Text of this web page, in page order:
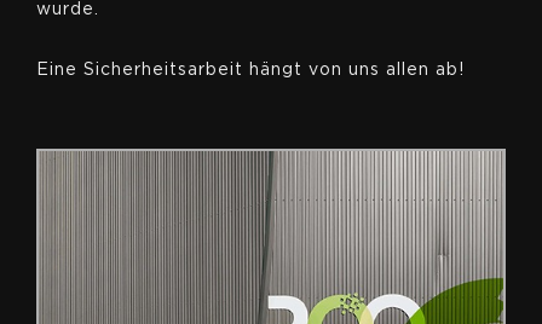
wurde.
Eine Sicherheitsarbeit hängt von uns allen ab!